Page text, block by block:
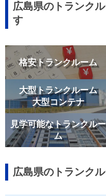
広島県のトランク
す
格安トランクルーム
大型トランクルーム
大型コンテナ
見学可能なトランクルー
ム
広島県のトランク